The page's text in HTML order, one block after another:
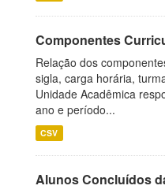
Componentes
Relação dos
sigla, carga horária,
Unidade Acadêmica
ano e período...
CSV
Alunos Concluídos